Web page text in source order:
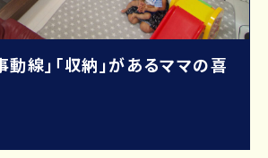
動線」「収納」があるママの喜